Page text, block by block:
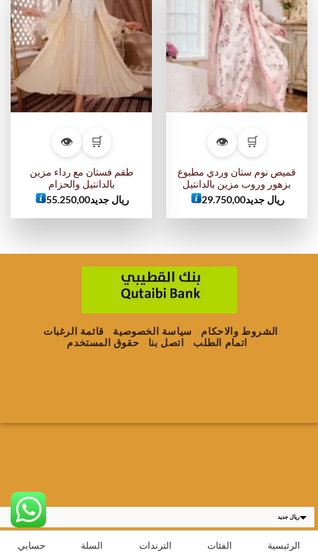
إلى
الرغبات
🛒
👁
قميص نوم ستان وردي مطبوع
بزهور وروب مزين بالدانتيل
ريال جديد29.750,00
أضف
إلى
قائمة
الرغبات
🛒
👁
طقم فستان مع رداء مزين
بالدانتيل والحزام
ريال جديد55.250,00
الرئيسية الفئات الترندات السلة حسابي
الشروط والاحكام سياسة الخصوصية
قائمة الرغبات
اتمام الطلب
اتصل بنا حقوق المستخدم
ريال جديد